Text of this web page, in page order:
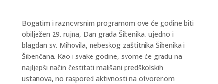
Bogatim i raznovrsnim programom ove će godine biti
obilježen 29. rujna, Dan grada Šibenika, ujedno i
blagdan sv. Mihovila, nebeskog zaštitnika Šibenika i
Šibenčana. Kao i svake godine, svome će gradu na
najljepši način čestitati mališani predškolskih
ustanova, no raspored aktivnosti na otvorenom